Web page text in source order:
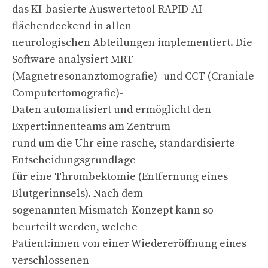
das KI-basierte Auswertetool RAPID-AI
flächendeckend in allen
neurologischen Abteilungen implementiert. Die
Software analysiert MRT
(Magnetresonanztomografie)- und CCT (Craniale
Computertomografie)-
Daten automatisiert und ermöglicht den
Expert:innenteams am Zentrum
rund um die Uhr eine rasche, standardisierte
Entscheidungsgrundlage
für eine Thrombektomie (Entfernung eines
Blutgerinnsels). Nach dem
sogenannten Mismatch-Konzept kann so
beurteilt werden, welche
Patient:innen von einer Wiedereröffnung eines
verschlossenen